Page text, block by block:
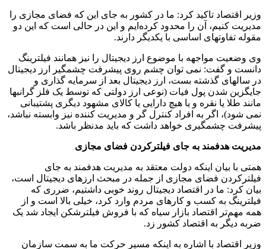
وزیر اقتصاد تاکید کرد: ما در کشور به جای این که فضای مجازی را
مدیریت کنیم، آن را محدود کرده‌ایم و این در حالی است که این دو
مقوله تفاوتهای اساسی با یکدیگر دارند.
وی وضعیت مواجهه با موضوع ارز دیجیتال را نیز همانند فیلترینگ
دانست و گفت: نمی توان چشم روی پیشرفت چشمگیر ارز دیجیتال
در سالهای گذشته بست، ارز دیجیتال بعد از سرمایه گذاری و
جایگزین شدن پول فیات (نوعی ارز دولتی که توسط یک فلز گرانبها
مانند طلا یا نقره و یا هیچ دارایی یا کالای مشهود دیگری پشتیبانی
نمی شود)، اگر به افراد کنترل گر و مدیریت کننده نیز وابسته نباشد،
پیشرفت چشمگیری خواهد داشت که باید مدنظر باشد.
مدیریت هدفمند به جای فیلترکردن فضای مجازی
همتی با بیان اینکه دولت معتقد به مدیریت هدفمند به جای
فیلترکردن فضای مجازی از جمله در مبحث ارزهای دیجیتال است،
بیان کرد: ما در اقتصاد دیجیتال روند خوبی داشتیم، ضرری که
فیلترینگ به کسب و کارهای مردم وارد کرد، خیلی بالا است و از
همه مهم‌تر اقتصاد بازار سیاه که با فروش فیلترشکن ایجاد شد یک
ضربه دیگر به اقتصاد کشور زد.
وزیر اقتصاد با اشاره به اینکه مسیر حرکت ما به سمت سازمان